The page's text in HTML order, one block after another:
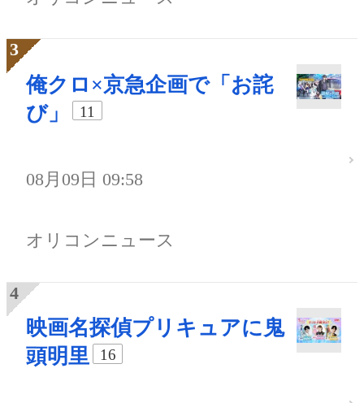
俺クロ×京急企画で「お詫
び」
11
08月09日 09:58
オリコンニュース
映画名探偵プリキュアに鬼
頭明里
16